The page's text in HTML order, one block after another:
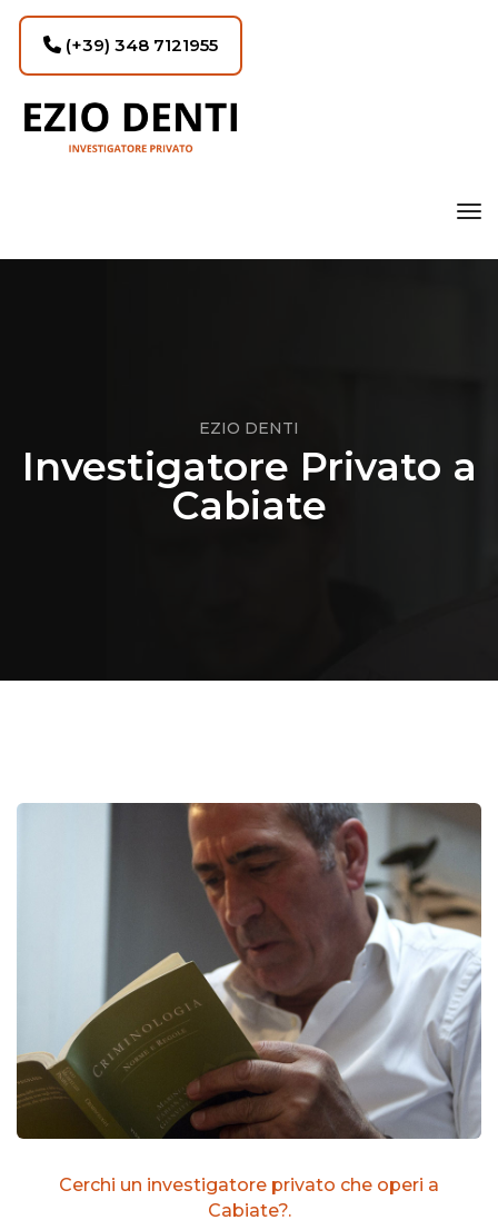
(+39) 348 7121955
EZIO DENTI
Investigatore Privato a
Cabiate
Cerchi un investigatore privato che operi a
Cabiate?.